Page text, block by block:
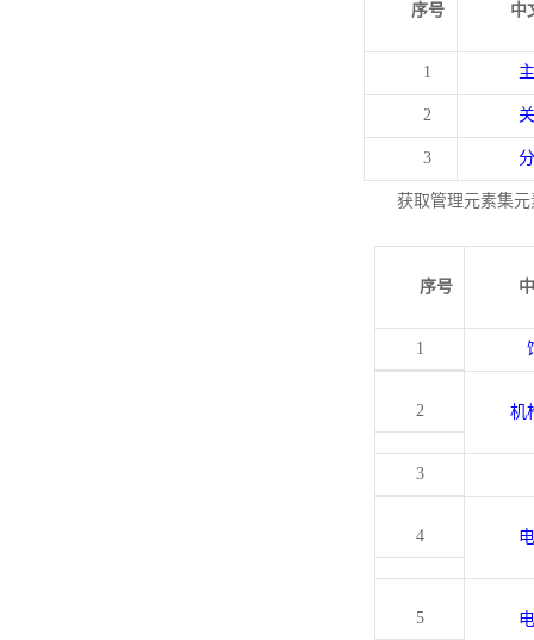
序号 中
1
2
3
获取管理元素集
序号
1
2 机
3
4
5